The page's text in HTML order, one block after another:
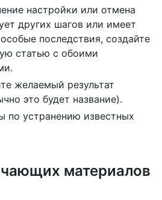
настройки или отмена
других шагов или имеет
последствия, создайте
статью с обоими
желаемый результат
это будет название).
по устранению известных
материалов